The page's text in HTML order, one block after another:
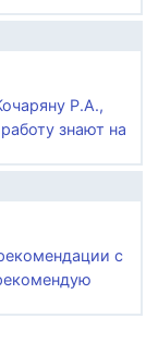
Р.А.,
знают на
с